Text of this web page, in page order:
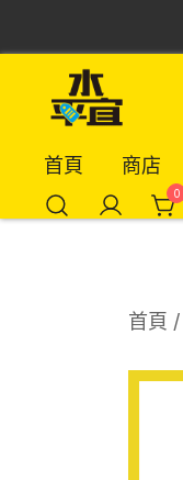
Vmart 水平宜
飲品批發倉 |
首頁 商店
0
首頁 /